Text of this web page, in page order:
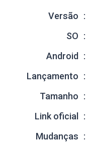
Versão
SO
Android
Lançamento
Tamanho
Link oficial
Mudanças